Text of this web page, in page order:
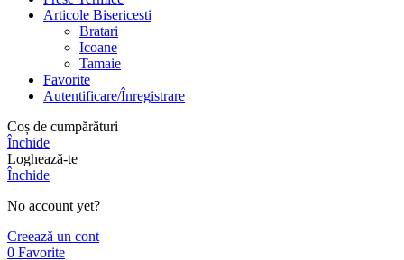
Articole Bisericesti
Bratari
Icoane
Tamaie
Favorite
Autentificare/Înregistrare
Coș de cumpărături
Închide
Loghează-te
Închide
No account yet?
Creează un cont
0 Favorite